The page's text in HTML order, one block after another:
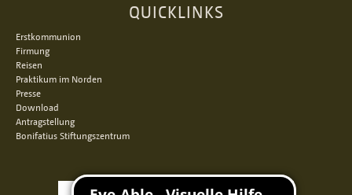
QUICKLINKS
Erstkommunion
Firmung
Reisen
Praktikum im Norden
Presse
Download
Antragstellung
Bonifatius Stiftungszentrum